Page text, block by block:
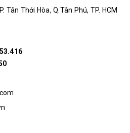
Tân Thới Hòa, Q.Tân Phú, TP. HCM